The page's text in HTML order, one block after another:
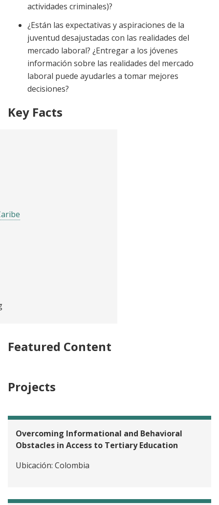
actividades criminales)?
¿Están las expectativas y aspiraciones de la
juventud desajustadas con las realidades del
mercado laboral? ¿Entregar a los jóvenes
información sobre las realidades del mercado
laboral puede ayudarles a tomar mejores
decisiones?
Key Facts
Featured Content
Projects
Overcoming Informational and Behavioral
Obstacles in Access to Tertiary Education
Ubicación: Colombia